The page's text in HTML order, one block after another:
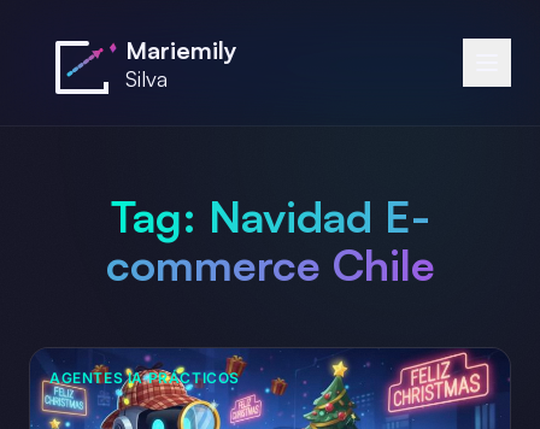
Mariemily
Silva
Tag: Navidad E-
commerce Chile
AGENTES IA PRÁCTICOS